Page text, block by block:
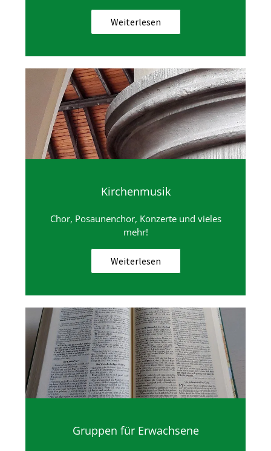
Weiterlesen
Kirchenmusik
Chor, Posaunenchor, Konzerte und vieles
mehr!
Weiterlesen
Gruppen für Erwachsene